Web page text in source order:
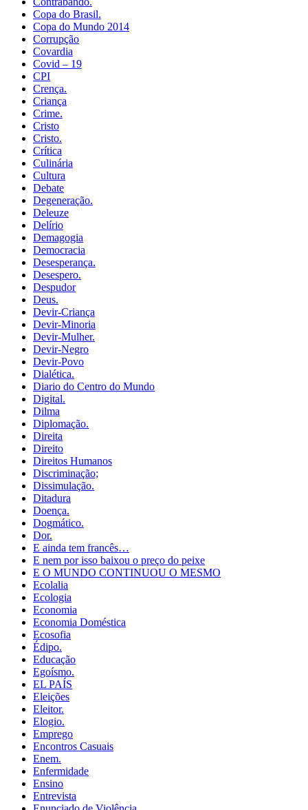
Copa do Brasil.
Copa do Mundo 2014
Corrupção
Covardia
Covid – 19
CPI
Crença.
Criança
Crime.
Cristo
Cristo.
Crítica
Culinária
Cultura
Debate
Degeneração.
Deleuze
Delírio
Demagogia
Democracia
Desesperança.
Desespero.
Despudor
Deus.
Devir-Criança
Devir-Minoria
Devir-Mulher.
Devir-Negro
Devir-Povo
Dialética.
Diario do Centro do Mundo
Digital.
Dilma
Diplomação.
Direita
Direito
Direitos Humanos
Discriminação;
Dissimulação.
Ditadura
Doença.
Dogmático.
Dor.
E ainda tem francês…
E nem por isso baixou o preço do peixe
E O MUNDO CONTINUOU O MESMO
Ecolalia
Ecologia
Economia
Economia Doméstica
Ecosofia
Édipo.
Educação
Egoísmo.
EL PAÍS
Eleições
Eleitor.
Elogio.
Emprego
Encontros Casuais
Enem.
Enfermidade
Ensino
Entrevista